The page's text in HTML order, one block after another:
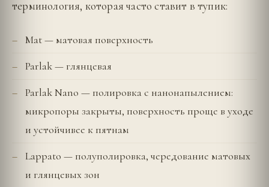
терминология, которая часто ставит в тупик:
Mat — матовая поверхность
Parlak — глянцевая
Parlak Nano — полировка с нанонапылением:
микропоры закрыты, поверхность проще в уходе
и устойчивее к пятнам
Lappato — полуполировка, чередование матовых
и глянцевых зон